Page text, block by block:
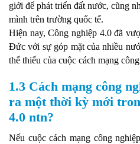
giới để phát triển đất nước, cũng
mình trên trường quốc tế.
Hiện nay, Công nghiệp 4.0 đã
Đức với sự góp mặt của nhiều
thể thiếu của cuộc cách mạng
1.3 Cách mạng công
ra một thời kỳ mới
4.0 ntn?
Nếu cuộc cách mạng công